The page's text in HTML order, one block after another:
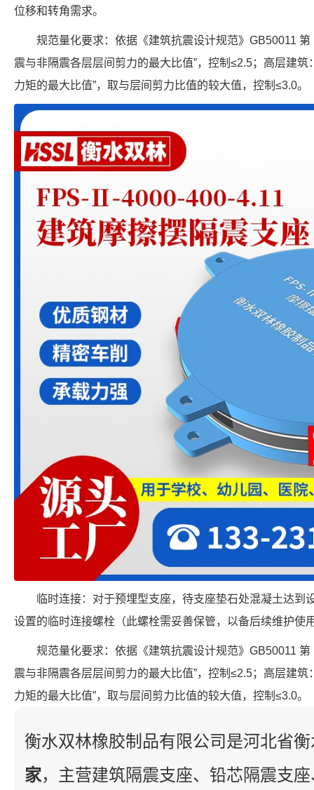
位移和转角需求。
规范量化要求：依据《建筑抗震设计规范》GB50011
震与非隔震各层层间剪力的最大比值”，控制≤2.5；高层建筑
力矩的最大比值”，取与层间剪力比值的较大值，控制≤3.0。
临时连接：对于预埋型支座，待支座垫石处混凝土达到
设置的临时连接螺栓（此螺栓需妥善保管，以备后续维护使
规范量化要求：依据《建筑抗震设计规范》GB50011
震与非隔震各层层间剪力的最大比值”，控制≤2.5；高层建筑
力矩的最大比值”，取与层间剪力比值的较大值，控制≤3.0。
衡水双林橡胶制品有限公司是河北省
家，主营建筑隔震支座、铅芯隔震支